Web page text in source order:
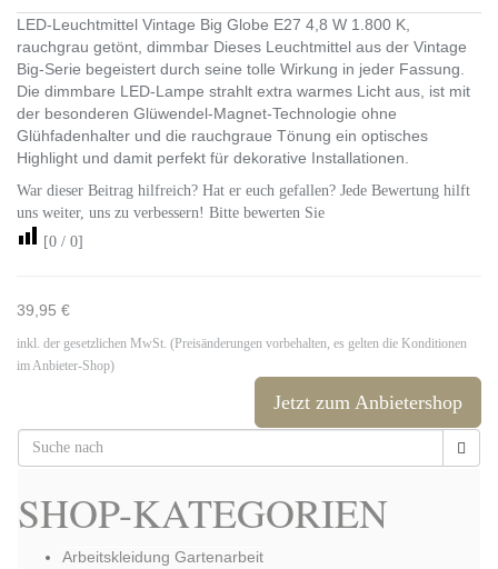
LED-Leuchtmittel Vintage Big Globe E27 4,8 W 1.800 K,
rauchgrau getönt, dimmbar Dieses Leuchtmittel aus der Vintage
Big-Serie begeistert durch seine tolle Wirkung in jeder Fassung.
Die dimmbare LED-Lampe strahlt extra warmes Licht aus, ist mit
der besonderen Glüwendel-Magnet-Technologie ohne
Glühfadenhalter und die rauchgraue Tönung ein optisches
Highlight und damit perfekt für dekorative Installationen.
War dieser Beitrag hilfreich? Hat er euch gefallen? Jede Bewertung hilft
uns weiter, uns zu verbessern! Bitte bewerten Sie
[0 / 0]
39,95 €
inkl. der gesetzlichen MwSt. (Preisänderungen vorbehalten, es gelten die Konditionen
im Anbieter-Shop)
Jetzt zum Anbietershop
SHOP-KATEGORIEN
Arbeitskleidung Gartenarbeit